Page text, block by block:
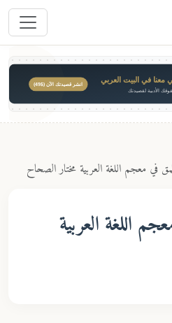
في البيت العربي
الأدبية لقصيدتك
انشر قصيدتك الآن ($49)
في معجم اللغة العربية مختار الصحاح
اللغة العربية